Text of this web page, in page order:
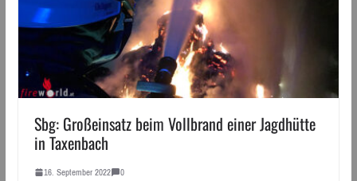
Sbg: Großeinsatz beim Vollbrand einer Jagdhütte
in Taxenbach
16. September 2022 0